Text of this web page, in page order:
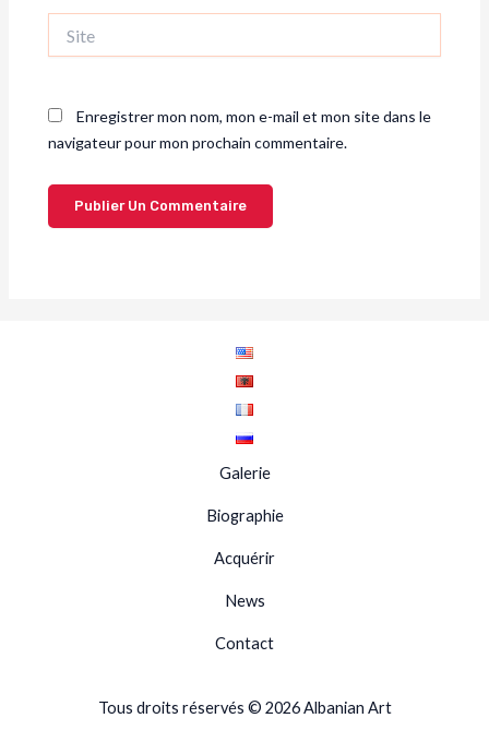
Enregistrer mon nom, mon e-mail et mon site dans le
navigateur pour mon prochain commentaire.
Galerie
Biographie
Acquérir
News
Contact
Tous droits réservés © 2026 Albanian Art